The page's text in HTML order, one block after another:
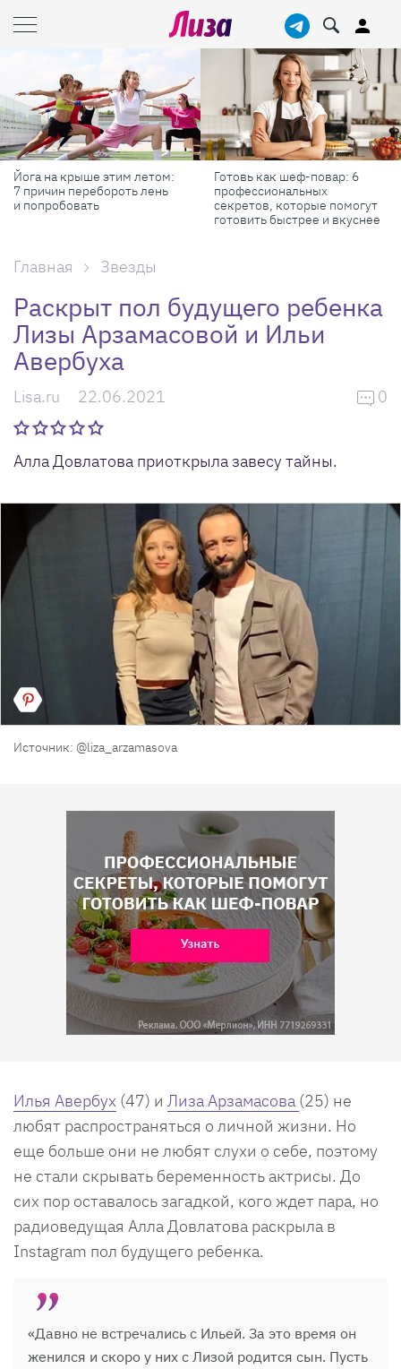
Йога на крыше этим летом:
7 причин перебороть лень
и попробовать
Готовь как шеф-повар: 6
профессиональных
секретов, которые помогут
готовить быстрее и вкуснее
Главная Звезды
Раскрыт пол будущего ребенка
Лизы Арзамасовой и Ильи
Авербуха
Lisa.ru 22.06.2021 0
Алла Довлатова приоткрыла завесу тайны.
Источник: @liza_arzamasova
Илья Авербух (47) и Лиза Арзамасова (25) не
любят распространяться о личной жизни. Но
еще больше они не любят слухи о себе, поэтому
не стали скрывать беременность актрисы. До
сих пор оставалось загадкой, кого ждет пара, но
радиоведущая Алла Довлатова раскрыла в
Instagram пол будущего ребенка.
«Давно не встречались с Ильей. За это время он
женился и скоро у них с Лизой родится сын. Пусть